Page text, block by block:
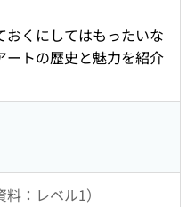
おくにしてはもったいな
ートの歴史と魅力を紹介
：レベル1）